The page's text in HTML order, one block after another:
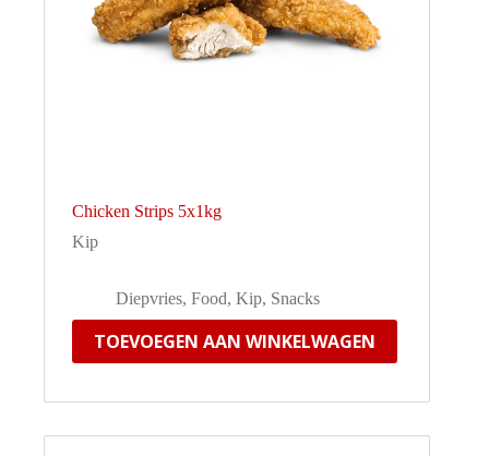
Chicken Strips 5x1kg
Kip
Diepvries, Food, Kip, Snacks
TOEVOEGEN AAN WINKELWAGEN